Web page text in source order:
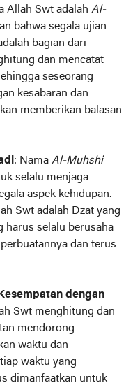
Allah Swt adalah Al-
bahwa segala ujian
bagian dari
dan mencatat
seseorang
kesabaran dan
memberikan balasan
: Nama Al-Muhshi
selalu menjaga
aspek kehidupan.
Swt adalah Dzat yang
harus selalu berusaha
dan terus
dengan
Swt menghitung dan
mendorong
waktu dan
waktu yang
dimanfaatkan untuk